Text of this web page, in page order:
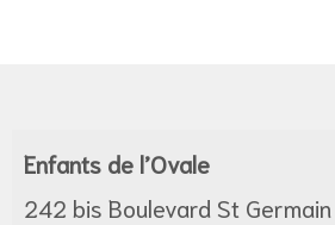
Enfants de l’Ovale
242 bis Boulevard St Germain